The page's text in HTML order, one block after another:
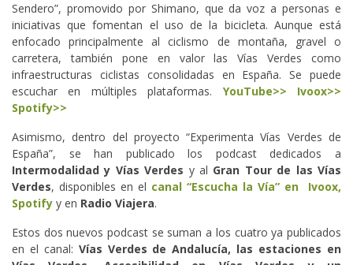
Sendero”, promovido por Shimano, que da voz a personas e
iniciativas que fomentan el uso de la bicicleta. Aunque está
enfocado principalmente al ciclismo de montaña, gravel o
carretera, también pone en valor las Vías Verdes como
infraestructuras ciclistas consolidadas en España. Se puede
escuchar en múltiples plataformas. YouTube>>
Ivoox>>
Spotify>>
Asimismo, dentro del proyecto “Experimenta Vías Verdes de
España”, se han publicado los podcast dedicados a
Intermodalidad y Vías Verdes y al Gran Tour de las Vías
Verdes, disponibles en el canal “Escucha la Vía” en Ivoox,
Spotify y en Radio Viajera.
Estos dos nuevos podcast se suman a los cuatro ya publicados
en el canal: Vías Verdes de Andalucía, las estaciones en